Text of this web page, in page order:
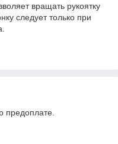
вращать рукоятку
следует только при
предоплате.